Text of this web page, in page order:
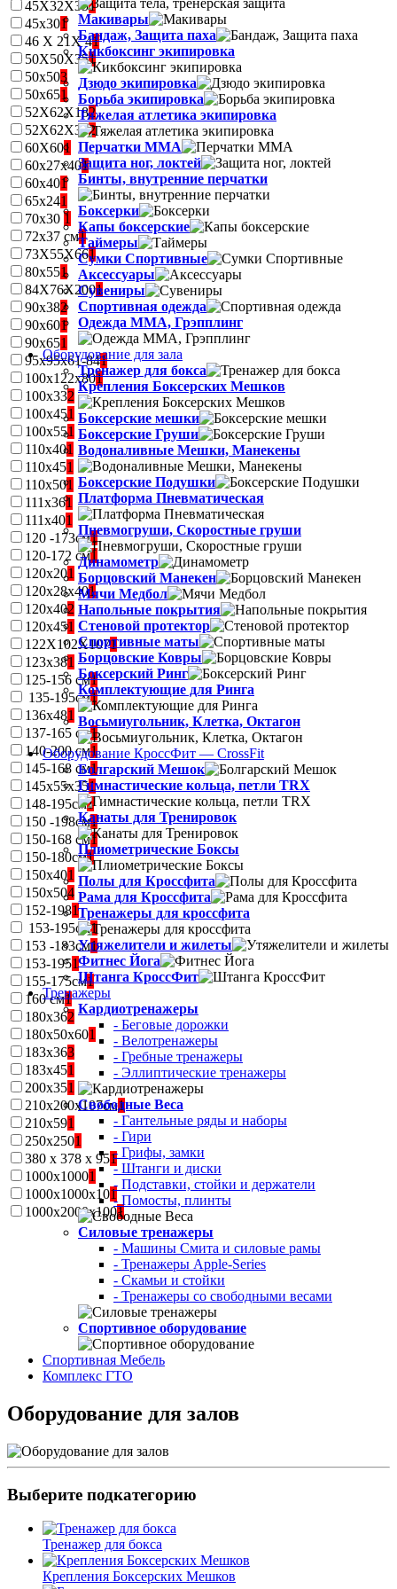
45Х32Х351
45х301
46 Х 21Х 41
50Х50Х351
50х503
50х651
52Х62Х182
52Х62Х382
60Х601
60х27х401
60х401
65х241
70х30 1
72х37 см1
73Х55Х661
80х551
84Х76Х2001
90х382
90х601
90х651
95х95х61-841
100х122х801
100х332
100х451
100х551
110х401
110х451
110х501
111х361
111х401
120 -173см1
120-172 см1
120х201
120х28х401
120х402
120х451
122Х102Х1071
123х381
125-156 см1
135-195см1
136х481
137-165 см1
140-200 см1
145-168 см1
145х55х351
148-195см1
150 -198см1
150-168 см1
150-180см1
150х401
150х504
152-1981
153-195см1
153 -183см1
153-1951
155-175см1
160 см1
180х362
180х50х601
183х363
183х451
200х351
210х200х107см1
210х591
250х2501
380 x 378 x 951
1000х10001
1000х1000х101
1000х2000х1001
Макивары
Бандаж, Защита паха
Кикбоксинг экипировка
Дзюдо экипировка
Борьба экипировка
Тяжелая атлетика экипировка
Перчатки MMA
Защита ног, локтей
Бинты, внутренние перчатки
Боксерки
Капы боксерские
Таймеры
Сумки Спортивные
Аксессуары
Сувениры
Спортивная одежда
Одежда ММА, Грэпплинг
Оборудование для зала
Тренажер для бокса
Крепления Боксерских Мешков
Боксерские мешки
Боксерские Груши
Водоналивные Мешки, Манекены
Боксерские Подушки
Платформа Пневматическая
Пневмогруши, Скоростные груши
Динамометр
Борцовский Манекен
Мячи Медбол
Напольные покрытия
Стеновой протектор
Спортивные маты
Борцовские Ковры
Боксерский Ринг
Комплектующие для Ринга
Восьмиугольник, Клетка, Октагон
Оборудование КроссФит — CrossFit
Болгарский Мешок
Гимнастические кольца, петли TRX
Канаты для Тренировок
Плиометрические Боксы
Полы для Кроссфита
Рама для Кроссфита
Тренажеры для кроссфита
Утяжелители и жилеты
Фитнес Йога
Штанга КроссФит
Тренажеры
Кардиотренажеры
- Беговые дорожки
- Велотренажеры
- Гребные тренажеры
- Эллиптические тренажеры
Свободные Веса
- Гантельные ряды и наборы
- Гири
- Грифы, замки
- Штанги и диски
- Подставки, стойки и держатели
- Помосты, плинты
Силовые тренажеры
- Машины Смита и силовые рамы
- Тренажеры Apple-Series
- Скамьи и стойки
- Тренажеры со свободными весами
Спортивное оборудование
Спортивная Мебель
Комплекс ГТО
Оборудование для залов
Выберите подкатегорию
Тренажер для бокса
Крепления Боксерских Мешков